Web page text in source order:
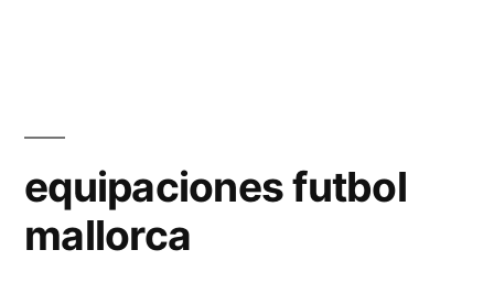
equipaciones futbol
mallorca